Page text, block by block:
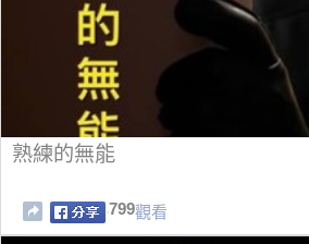
熟練的無能
799觀看